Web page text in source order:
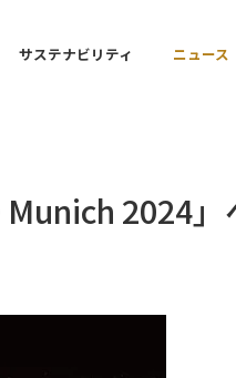
サステナビリティ ニュース
2024